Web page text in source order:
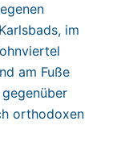
im
am Fuße
orthodoxen